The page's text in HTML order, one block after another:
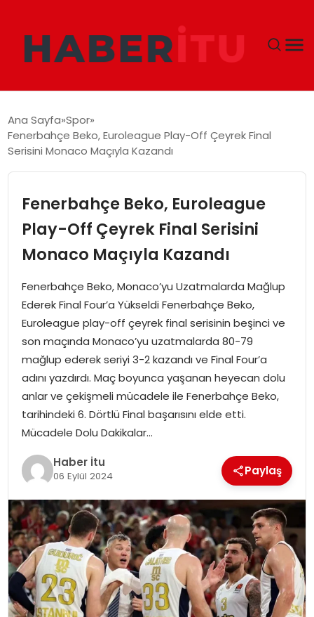
DÜNYA
TEKNOLOJI
EĞITIM
MAGAZIN
SPOR
YAŞAM
Ana Sayfa Spor
Fenerbahçe Beko, Euroleague Play-Off Çeyrek Final
Serisini Monaco Maçıyla Kazandı
Fenerbahçe Beko, Euroleague
Play-Off Çeyrek Final Serisini
Monaco Maçıyla Kazandı
Fenerbahçe Beko, Monaco’yu Uzatmalarda Mağlup
Ederek Final Four’a Yükseldi Fenerbahçe Beko,
Euroleague play-off çeyrek final serisinin beşinci ve
son maçında Monaco’yu uzatmalarda 80-79
mağlup ederek seriyi 3-2 kazandı ve Final Four’a
adını yazdırdı. Maç boyunca yaşanan heyecan dolu
anlar ve çekişmeli mücadele ile Fenerbahçe Beko,
tarihindeki 6. Dörtlü Final başarısını elde etti.
Mücadele Dolu Dakikalar…
Haber İtu
06 Eylül 2024 Paylaş